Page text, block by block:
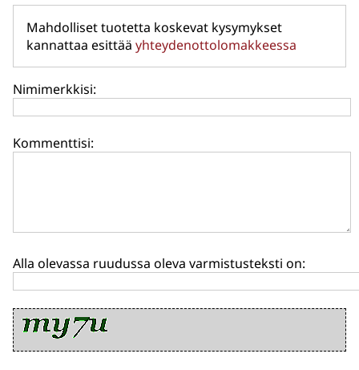
Mahdolliset tuotetta koskevat kysymykset
kannattaa esittää yhteydenottolomakkeessa
Nimimerkkisi:
Kommenttisi:
Alla olevassa ruudussa oleva varmistusteksti on: